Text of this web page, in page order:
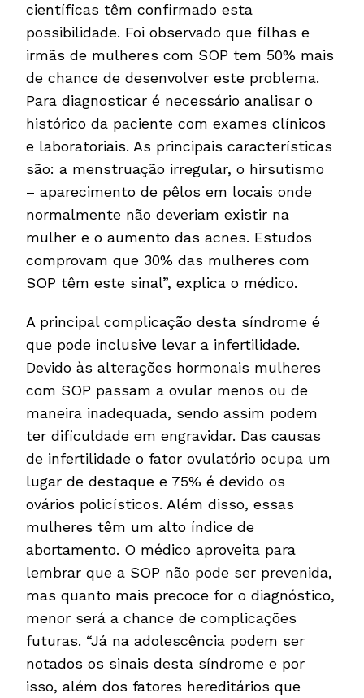
científicas têm confirmado esta
possibilidade. Foi observado que filhas e
irmãs de mulheres com SOP tem 50% mais
de chance de desenvolver este problema.
Para diagnosticar é necessário analisar o
histórico da paciente com exames clínicos
e laboratoriais. As principais características
são: a menstruação irregular, o hirsutismo
– aparecimento de pêlos em locais onde
normalmente não deveriam existir na
mulher e o aumento das acnes. Estudos
comprovam que 30% das mulheres com
SOP têm este sinal”, explica o médico.
A principal complicação desta síndrome é
que pode inclusive levar a infertilidade.
Devido às alterações hormonais mulheres
com SOP passam a ovular menos ou de
maneira inadequada, sendo assim podem
ter dificuldade em engravidar. Das causas
de infertilidade o fator ovulatório ocupa um
lugar de destaque e 75% é devido os
ovários policísticos. Além disso, essas
mulheres têm um alto índice de
abortamento. O médico aproveita para
lembrar que a SOP não pode ser prevenida,
mas quanto mais precoce for o diagnóstico,
menor será a chance de complicações
futuras. “Já na adolescência podem ser
notados os sinais desta síndrome e por
isso, além dos fatores hereditários que